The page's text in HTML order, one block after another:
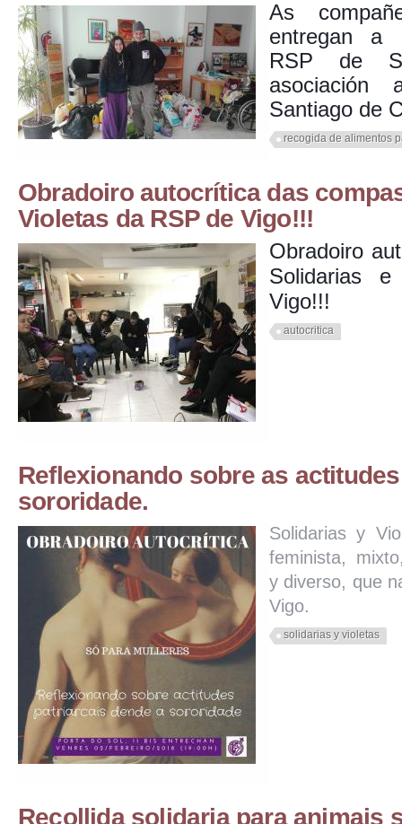
As
entregan a
RSP de
asociación
Santiago de
recogida de alimentos
Obradoiro autocrítica das
Violetas da RSP de Vigo!!!
Obradoiro
Solidarias
Vigo!!!
autocritica
Reflexionando sobre as
sororidade.
Solidarias y
feminista,
y diverso, que
Vigo.
solidarias y violetas
Recollida solidaria para animais